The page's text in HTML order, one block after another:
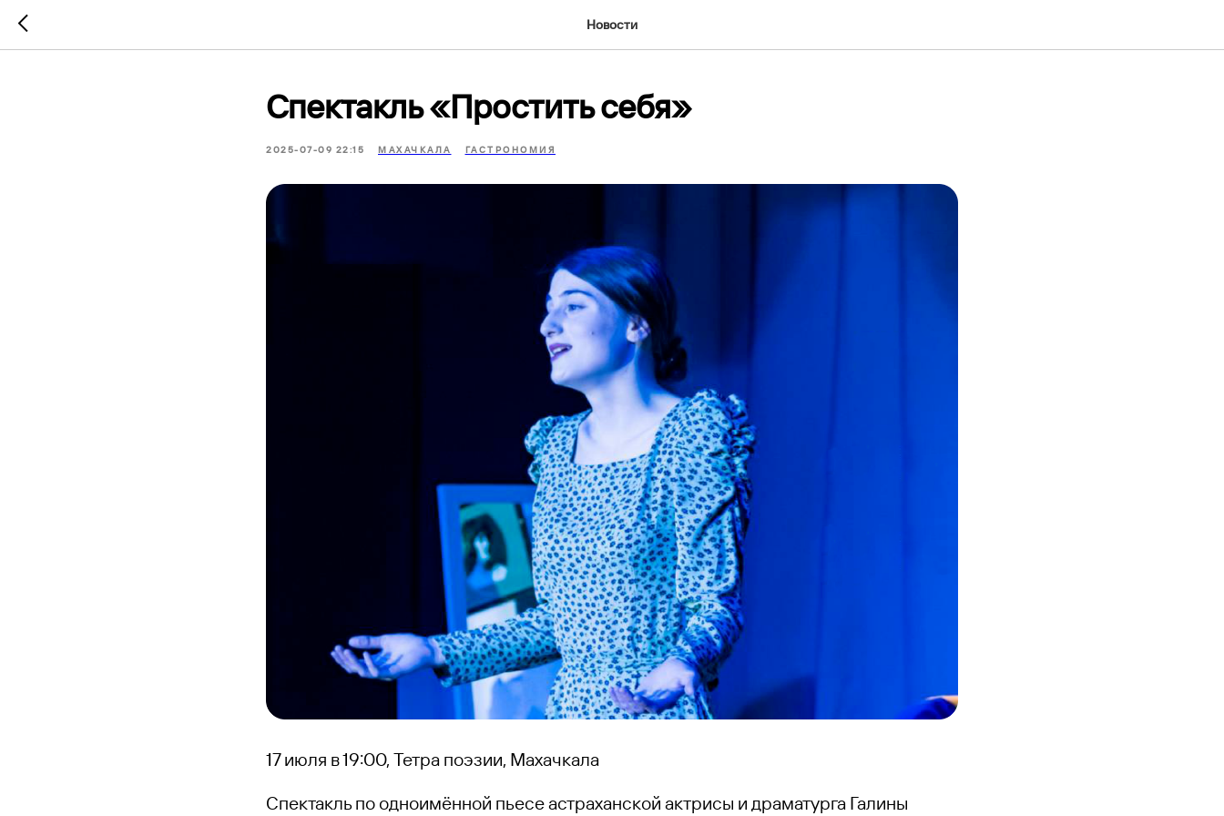
Новости
Спектакль «Простить себя»
2025-07-09 22:15 МАХАЧКАЛА ГАСТРОНОМИЯ
17 июля в 19:00, Тетра поэзии, Махачкала
Спектакль по одноимённой пьесе астраханской актрисы и драматурга Галины